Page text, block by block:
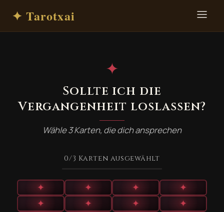
✦ Tarotxai
✦
Sollte ich die
Vergangenheit loslassen?
Wähle 3 Karten, die dich ansprechen
0/3 Karten ausgewählt
✦ ✦ ✦
✦
✦
✦ ✦
✦